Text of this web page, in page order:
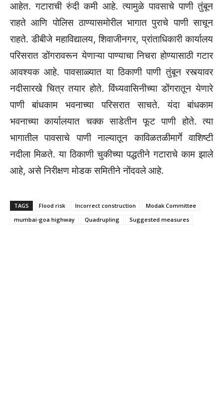
आहेत. गटाराची रुंदी कमी आहे. त्यामुळे पावसाचे पाणी तुंबून
राहते आणि पोलिस ठाण्यासमोरील भागात पुराचे पाणी साचून
राहते. डीबीजे महाविद्यालय, शिवाजीनगर, प्रांताधिकारी कार्यालय
परिसरात डोंगरावरून येणाऱ्या पाण्याचा निचरा होण्यासाठी गटार
आवश्यक आहे. पावसाळ्यात या ठिकाणी पाणी तुंबून रस्त्यावर
नदीसारखे चित्र तयार होते. विंध्यवासिनीच्या डोंगरातून येणारे
पाणी बांधकाम भवनाच्या परिसरात साचते. यंदा बांधकाम
भवनाच्या कार्यालयात चक्क साडेतीन फूट पाणी होते. त्या
भागातील पावसाचे पाणी नाल्यातून काविळतळीमार्गे वाशिष्टी
नदीला मिळते. या ठिकाणी चुकीच्या पद्धतीने गटाराचे काम झाले
आहे, असे निरीक्षण मोडक समितीने नोंदवले आहे.
TAGS Flood risk Incorrect construction
Modak Committee
mumbai-goa highway
Quadrupling Suggested measures